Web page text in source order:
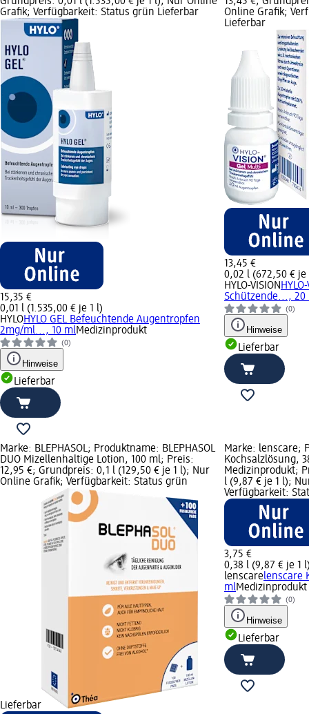
Grafik; Verfügbarkeit: Status grün Lieferbar
15,35 €
0,01 l (1.535,00 € je 1 l)
HYLOHYLO GEL Befeuchtende Augentropfen
2mg/ml..., 10 mlMedizinprodukt
(0)
Hinweise
Lieferbar
Online Grafik;
Lieferbar
13,45 €
0,02 l (672,50 € je
HYLO-VISION
Schützende..., 20
(0)
Hinweise
Lieferbar
Marke: BLEPHASOL; Produktname: BLEPHASOL
DUO Mizellenhaltige Lotion, 100 ml; Preis:
12,95 €; Grundpreis: 0,1 l (129,50 € je 1 l); Nur
Online Grafik; Verfügbarkeit: Status grün
Lieferbar
Marke: lenscare;
Kochsalzlösung,
Medizinprodukt;
l (9,87 € je 1 l);
Verfügbarkeit:
3,75 €
0,38 l (9,87 € je 1
lenscarelenscare
mlMedizinprodukt
(0)
Hinweise
Lieferbar